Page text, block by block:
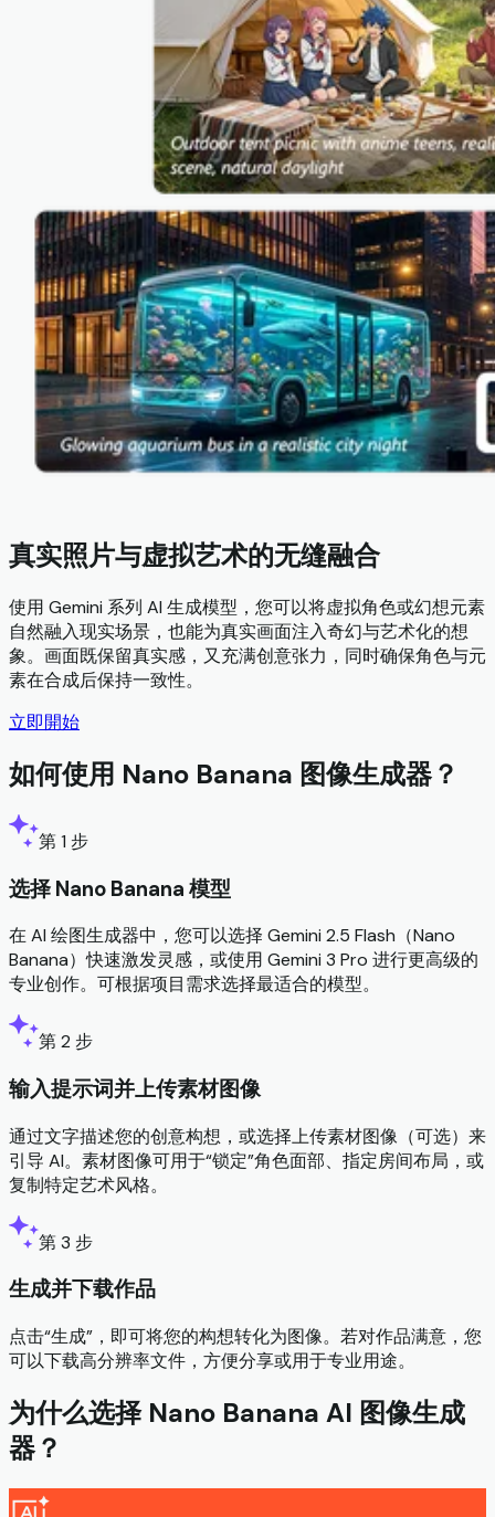
真实照片与虚拟艺术的无缝融合
使用 Gemini 系列 AI 生成模型，您可以将虚拟角色或幻想元素
自然融入现实场景，也能为真实画面注入奇幻与艺术化的想
象。画面既保留真实感，又充满创意张力，同时确保角色与元
素在合成后保持一致性。
立即開始
如何使用 Nano Banana 图像生成器？
第 1 步
选择 Nano Banana 模型
在 AI 绘图生成器中，您可以选择 Gemini 2.5 Flash（Nano
Banana）快速激发灵感，或使用 Gemini 3 Pro 进行更高级的
专业创作。可根据项目需求选择最适合的模型。
第 2 步
输入提示词并上传素材图像
通过文字描述您的创意构想，或选择上传素材图像（可选）来
引导 AI。素材图像可用于“锁定”角色面部、指定房间布局，或
复制特定艺术风格。
第 3 步
生成并下载作品
点击“生成”，即可将您的构想转化为图像。若对作品满意，您
可以下载高分辨率文件，方便分享或用于专业用途。
为什么选择 Nano Banana AI 图像生成
器？